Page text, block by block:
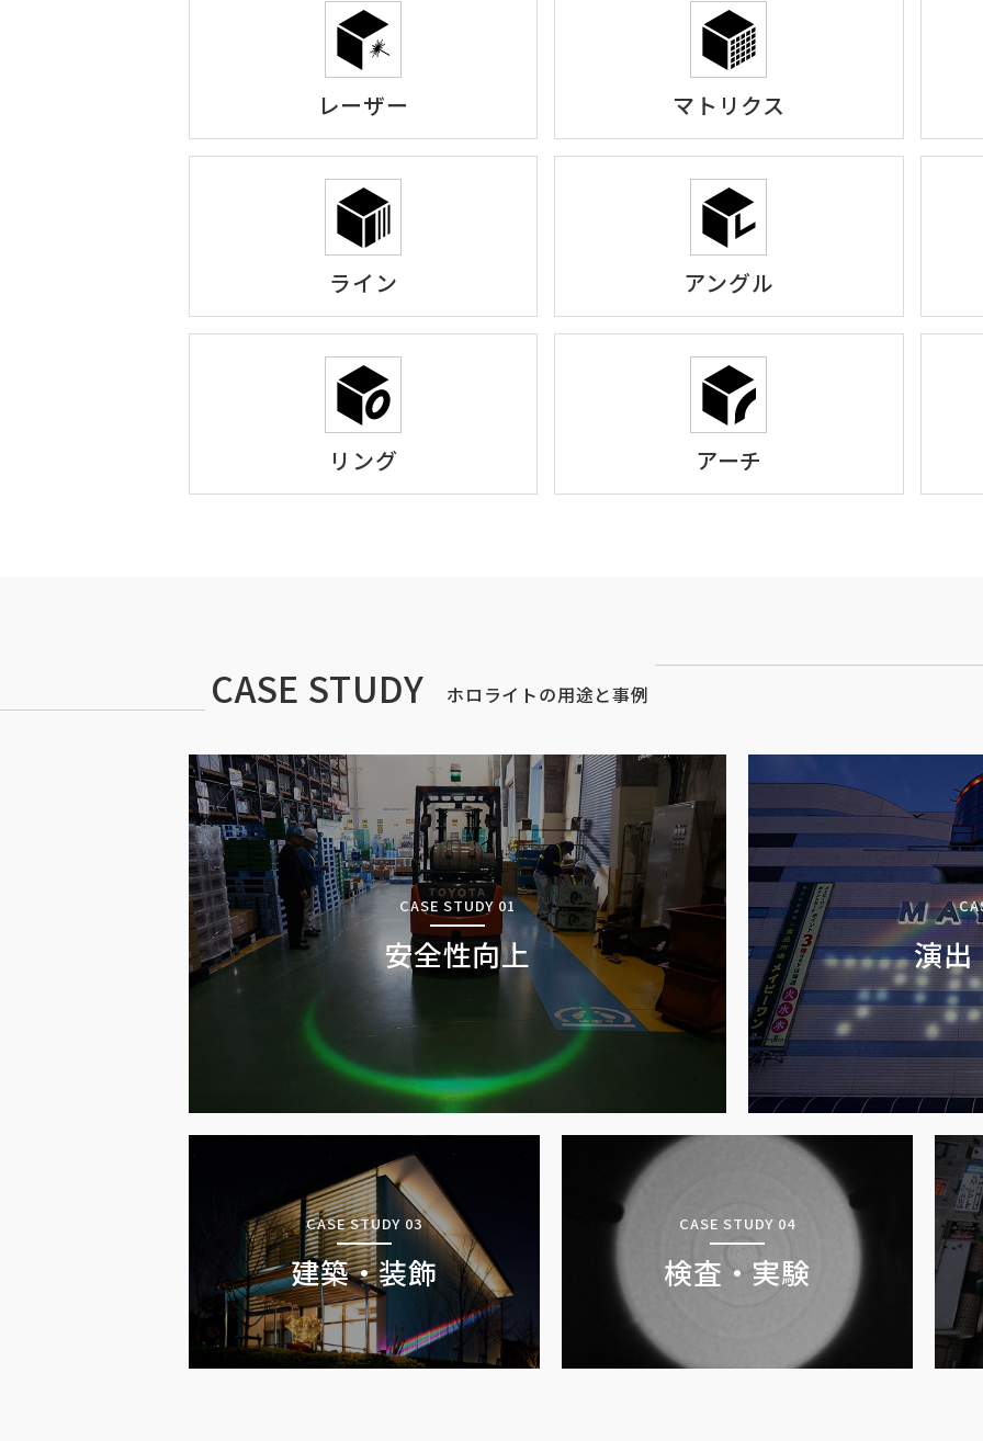
レーザー マトリクス
ライン アングル
リング アーチ
CASE STUDY ホロライトの用途と事例
CASE STUDY 01
安全性向上 演出
CASE STUDY 03
建築・装飾
CASE STUDY 04
検査・実験